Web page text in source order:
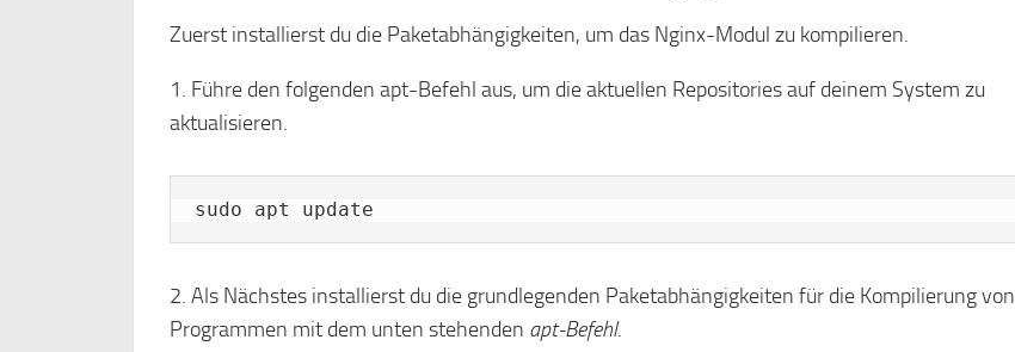
Zuerst installierst du die Paketabhängigkeiten, um das Nginx-Modul zu kompilieren.
1. Führe den folgenden apt-Befehl aus, um die aktuellen Repositories auf deinem System zu
aktualisieren.
sudo apt update
2. Als Nächstes installierst du die grundlegenden Paketabhängigkeiten für die Kompilierung von
Programmen mit dem unten stehenden apt-Befehl.